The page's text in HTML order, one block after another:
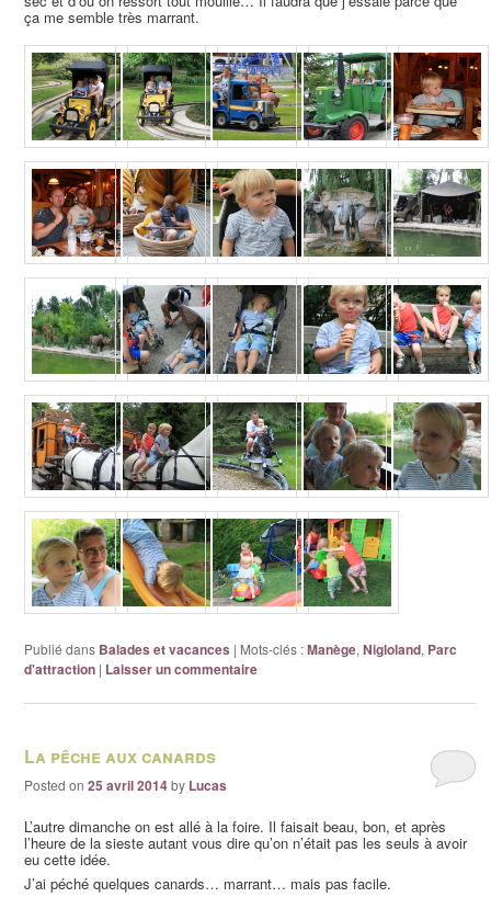
ça me semble très marrant.
Publié dans Balades et vacances | Mots-clés :Manège,Nigloland, Parc
d'attraction | Laisser un commentaire
La pêche aux canards
Posted on25 avril 2014by Lucas
L’autre dimanche on est allé à la foire. Il faisait beau, bon, et après
l’heure de la sieste autant vous dire qu’on n’était pas les seuls à avoir
eu cette idée.
J’ai péché quelques canards… marrant… mais pas facile.